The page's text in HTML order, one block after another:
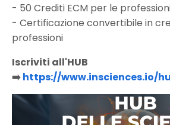
- 50 Crediti ECM per le
- Certificazione convertibile in
professioni
Iscriviti all'HUB
➡️https://www.insciences.io/